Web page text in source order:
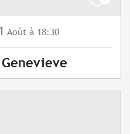
Août à 18:30